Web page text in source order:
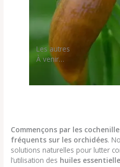
Les autres
À venir…
Commençons par les
fréquents sur les orchidées.
solutions naturelles pour lutter
l’utilisation des huiles